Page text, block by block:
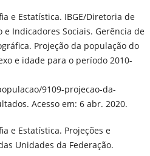
e Estatística. IBGE/Diretoria de
e Indicadores Sociais. Gerência de
Projeção da população do
e idade para o período 2010-
9109-projecao-da-
Acesso em: 6 abr. 2020.
e Estatística. Projeções e
Unidades da Federação.